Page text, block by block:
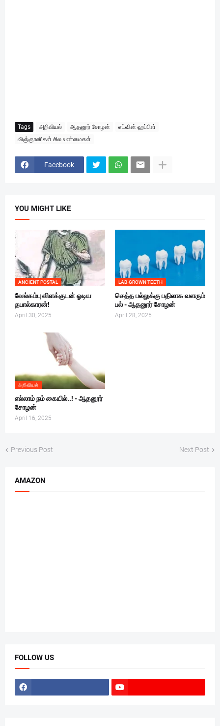
Tags அறிவியல் ஆதனூர் சோழன்
எட்வின் ஹப்பிள்
விஞ்ஞானிகள் சில உண்மைகள்
Facebook
YOU MIGHT LIKE
ANCIENT POSTAL
வேல்கம்பு விளக்குடன் ஓடிய
தபால்காரன்!
April 30, 2025
LAB-GROWN TEETH
செத்த பல்லுக்கு பதிலாக வளரும்
பல் - ஆதனூர் சோழன்
April 28, 2025
அறிவியல்
எல்லாம் நம் கையில்..! - ஆதனூர்
சோழன்
April 16, 2025
Previous Post Next Post
AMAZON
FOLLOW US